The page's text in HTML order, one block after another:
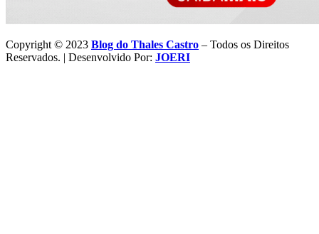
Copyright © 2023 Blog do Thales Castro – Todos os Direitos
Reservados. | Desenvolvido Por: JOERI